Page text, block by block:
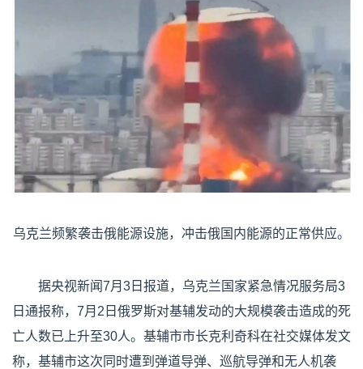
乌克兰频繁袭击俄能源设施，冲击俄国内能源的正常供应。
据央视新闻7月3日报道，乌克兰国家紧急情况服务局3
日通报称，7月2日俄罗斯对基辅发动的大规模袭击造成的死
亡人数已上升至30人。基辅市市长克利奇科在社交媒体发文
称，基辅市这次同时遭到弹道导弹、巡航导弹和无人机袭